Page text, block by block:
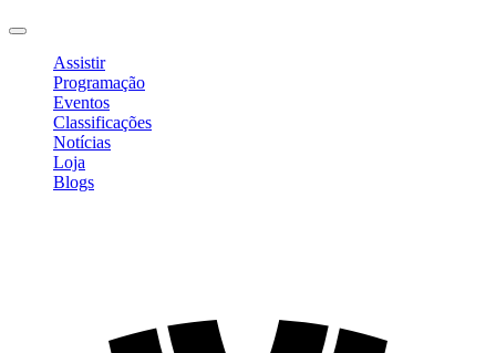
Assistir
Programação
Eventos
Classificações
Notícias
Loja
Blogs